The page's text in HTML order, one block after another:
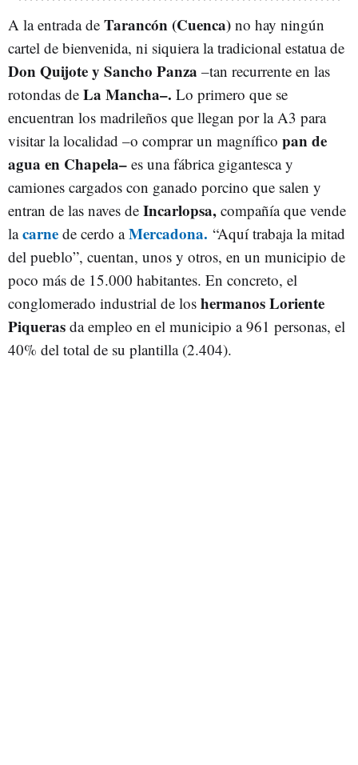
A la entrada de Tarancón (Cuenca) no hay ningún
cartel de bienvenida, ni siquiera la tradicional estatua de
Don Quijote y Sancho Panza –tan recurrente en las
rotondas de La Mancha–. Lo primero que se
encuentran los madrileños que llegan por la A3 para
visitar la localidad –o comprar un magnífico pan de
agua en Chapela– es una fábrica gigantesca y
camiones cargados con ganado porcino que salen y
entran de las naves de Incarlopsa, compañía que vende
lacarne de cerdo a Mercadona. “Aquí trabaja la mitad
del pueblo”, cuentan, unos y otros, en un municipio de
poco más de 15.000 habitantes. En concreto, el
conglomerado industrial de los hermanos Loriente
Piqueras da empleo en el municipio a 961 personas, el
40% del total de su plantilla (2.404).